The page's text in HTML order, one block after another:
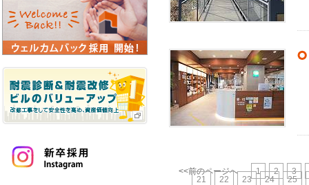
<<前のページへ 1 2
3
21
22 23 24 25